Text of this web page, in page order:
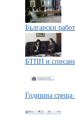
Български
БТПП и
Годишна среща